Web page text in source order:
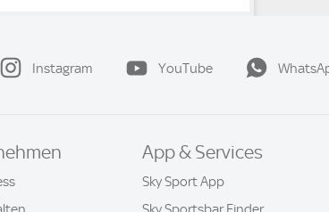
Instagram YouTube
App & Services
Sky Sport App